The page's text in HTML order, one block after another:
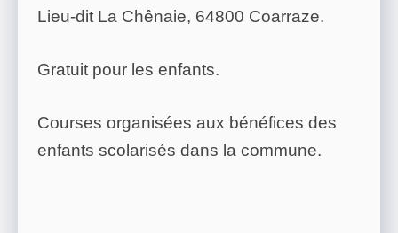
Lieu-dit La Chênaie, 64800 Coarraze.
Gratuit pour les enfants.
Courses organisées aux bénéfices des
enfants scolarisés dans la commune.